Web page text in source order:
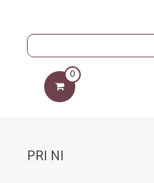
0
PRI NI